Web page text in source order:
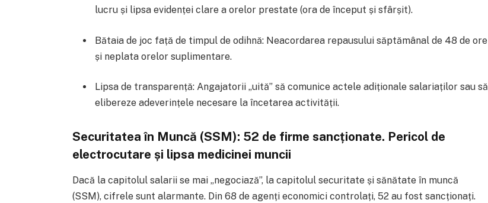
lucru și lipsa evidenței clare a orelor prestate (ora de început și sfârșit).
Bătaia de joc față de timpul de odihnă: Neacordarea repausului săptămânal de 48 de ore
și neplata orelor suplimentare.
Lipsa de transparență: Angajatorii „uită” să comunice actele adiționale salariaților sau să
elibereze adeverințele necesare la încetarea activității.
Securitatea în Muncă (SSM): 52 de firme sancționate. Pericol de
electrocutare și lipsa medicinei muncii
Dacă la capitolul salarii se mai „negociază”, la capitolul securitate și sănătate în muncă
(SSM), cifrele sunt alarmante. Din 68 de agenți economici controlați, 52 au fost sancționați.